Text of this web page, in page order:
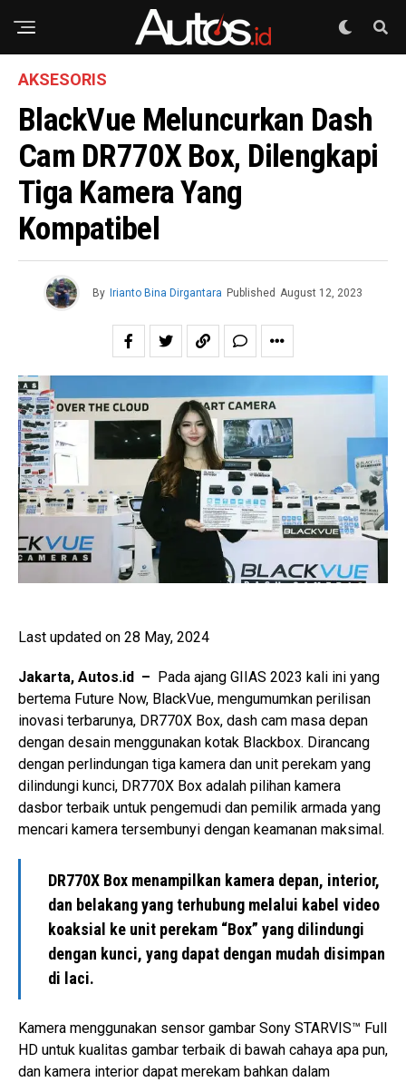
AKSESORIS
BlackVue Meluncurkan Dash
Cam DR770X Box, Dilengkapi
Tiga Kamera Yang
Kompatibel
By Irianto Bina Dirgantara Published August 12, 2023
Last updated on 28 May, 2024
Jakarta, Autos.id –
Pada ajang GIIAS 2023 kali ini yang
bertema Future Now, BlackVue, mengumumkan perilisan
inovasi terbarunya, DR770X Box, dash cam masa depan
dengan desain menggunakan kotak Blackbox. Dirancang
dengan perlindungan tiga kamera dan unit perekam yang
dilindungi kunci, DR770X Box adalah pilihan kamera
dasbor terbaik untuk pengemudi dan pemilik armada yang
mencari kamera tersembunyi dengan keamanan maksimal.
DR770X Box menampilkan kamera depan, interior,
dan belakang yang terhubung melalui kabel video
koaksial ke unit perekam “Box” yang dilindungi
dengan kunci, yang dapat dengan mudah disimpan
di laci.
Kamera menggunakan sensor gambar Sony STARVIS™ Full
HD untuk kualitas gambar terbaik di bawah cahaya apa pun,
dan kamera interior dapat merekam bahkan dalam